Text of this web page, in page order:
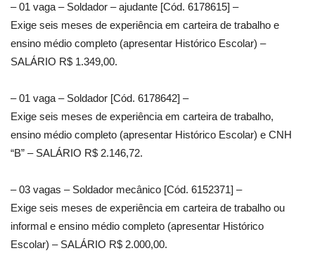
– 01 vaga – Soldador – ajudante [Cód. 6178615] –
Exige seis meses de experiência em carteira de trabalho e
ensino médio completo (apresentar Histórico Escolar) –
SALÁRIO R$ 1.349,00.
– 01 vaga – Soldador [Cód. 6178642] –
Exige seis meses de experiência em carteira de trabalho,
ensino médio completo (apresentar Histórico Escolar) e CNH
“B” – SALÁRIO R$ 2.146,72.
– 03 vagas – Soldador mecânico [Cód. 6152371] –
Exige seis meses de experiência em carteira de trabalho ou
informal e ensino médio completo (apresentar Histórico
Escolar) – SALÁRIO R$ 2.000,00.